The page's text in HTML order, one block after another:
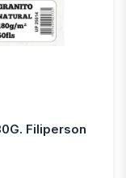
Filiperson